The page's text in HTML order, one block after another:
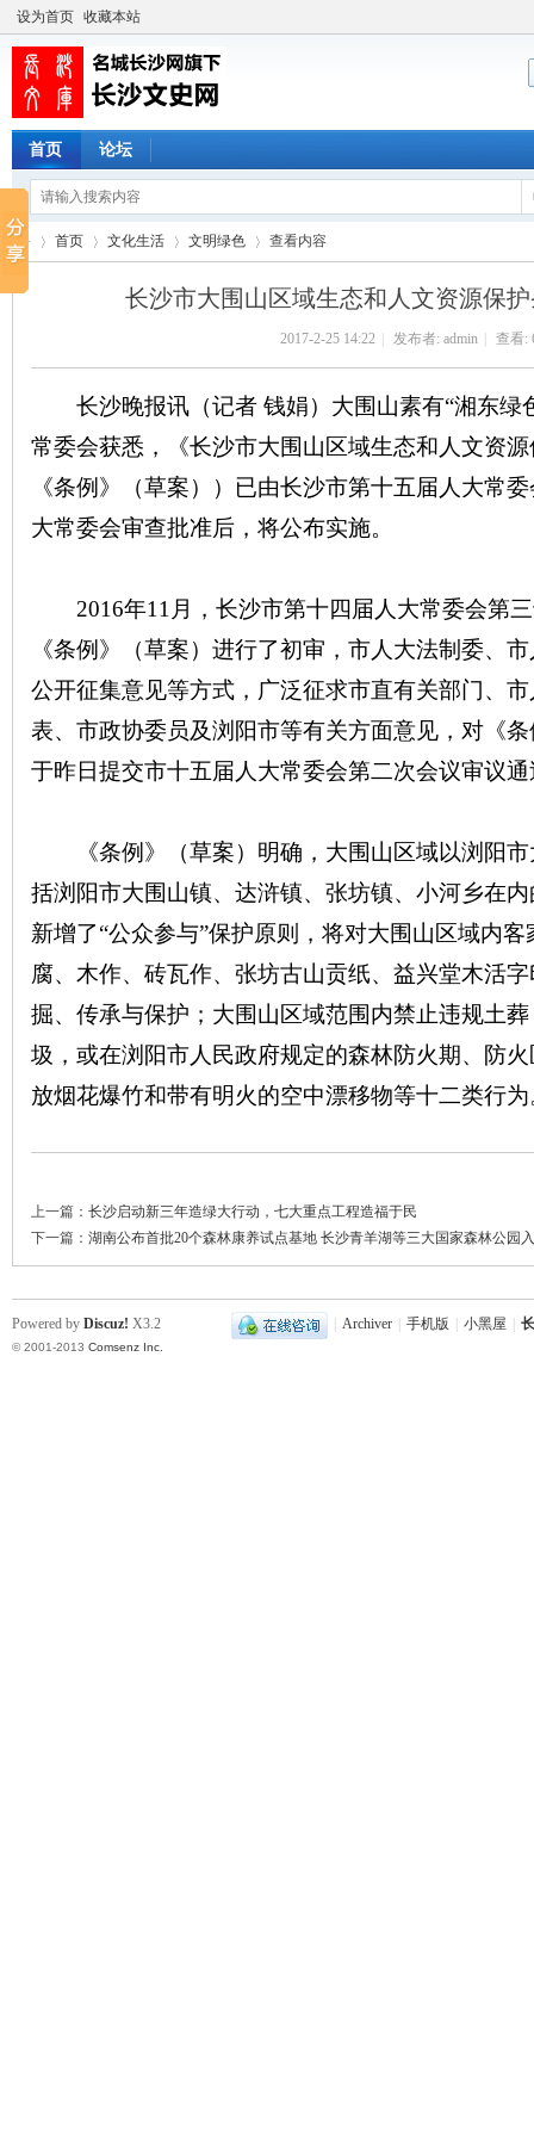
设为首页 收藏本站
首页 论坛
|
首页 文化生活 文明绿色 查看内容
长沙市大围山区域生态和人文资源保
2017-2-25 14:22 发布者: admin 查看:
长沙晚报讯（记者 钱娟）大围山素有“湘东绿
常委会获悉，《长沙市大围山区域生态和人文资
《条例》（草案））已由长沙市第十五届人大常
大常委会审查批准后，将公布实施。
2016年11月，长沙市第十四届人大常委会第三
《条例》（草案）进行了初审，市人大法制委、
公开征集意见等方式，广泛征求市直有关部门、
表、市政协委员及浏阳市等有关方面意见，对《
于昨日提交市十五届人大常委会第二次会议审议
《条例》（草案）明确，大围山区域以浏阳市
括浏阳市大围山镇、达浒镇、张坊镇、小河乡在
新增了“公众参与”保护原则，将对大围山区域内
腐、木作、砖瓦作、张坊古山贡纸、益兴堂木活
掘、传承与保护；大围山区域范围内禁止违规土
圾，或在浏阳市人民政府规定的森林防火期、防
放烟花爆竹和带有明火的空中漂移物等十二类行为
上一篇： 长沙启动新三年造绿大行动，七大重点工程造福于民
下一篇： 湖南公布首批20个森林康养试点基地 长沙青羊湖等三大国家森林公园
Archiver 手机版 小黑屋
Powered by Discuz! X3.2
© 2001-2013 Comsenz Inc.